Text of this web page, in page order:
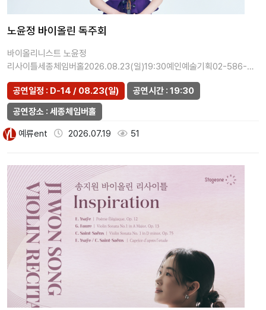
노윤정 바이올린 독주회
바이올리니스트 노윤정
리사이틀세종체임버홀2026.08.23(일)19:30예인예술기획02-586-
0945
공연일정 : D-14 / 08.23(일)
공연시간 : 19:30
공연장소 : 세종체임버홀
예류ent 2026.07.19 51